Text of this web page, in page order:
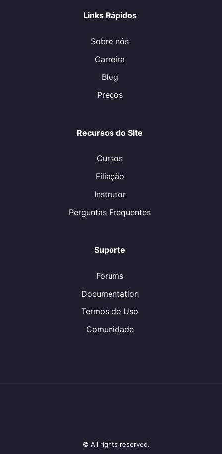
Links Rápidos
Sobre nós
Carreira
Blog
Preços
Recursos do Site
Cursos
Filiação
Instrutor
Perguntas Frequentes
Suporte
Forums
Documentation
Termos de Uso
Comunidade
© All rights reserved.